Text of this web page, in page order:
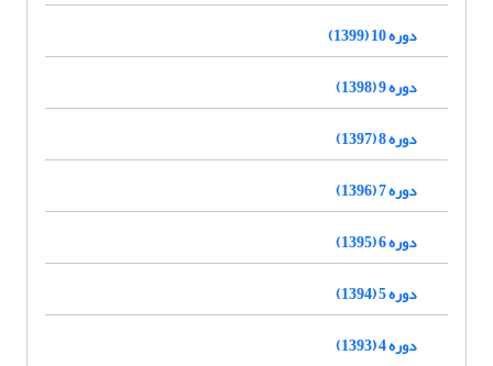
دوره 10 (1399)
دوره 9 (1398)
دوره 8 (1397)
دوره 7 (1396)
دوره 6 (1395)
دوره 5 (1394)
دوره 4 (1393)